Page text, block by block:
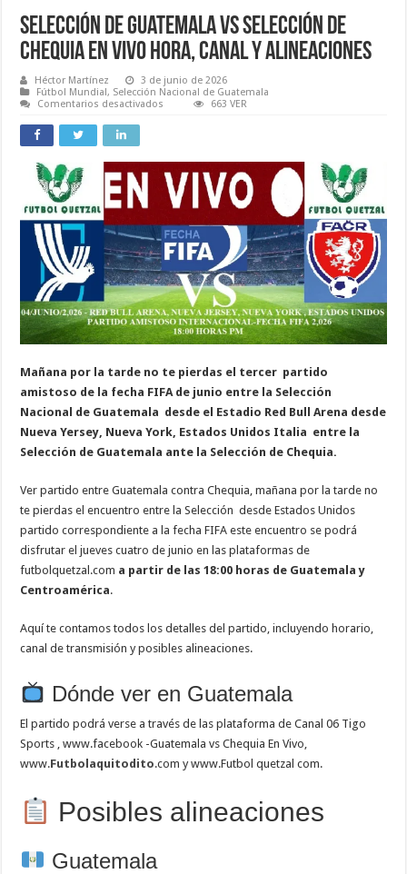
Selección de Guatemala vs Selección de
Chequia EN VIVO Hora, Canal y Alineaciones
Héctor Martínez
3 de junio de 2026
Fútbol Mundial, Selección Nacional de Guatemala
Comentarios desactivados
Selección
de
Chequia
EN
VIVO
Canal
y
Alineaciones
663 VER
Mañana por la tarde no te pierdas el tercer partido
amistoso de la fecha FIFA de junio entre la Selección
Nacional de Guatemala desde el Estadio Red Bull Arena desde
Nueva Yersey, Nueva York, Estados Unidos Italia entre la
Selección de Guatemala ante la Selección de Chequia.
Ver partido entre Guatemala contra Chequia, mañana por la tarde no
te pierdas el encuentro entre la Selección desde Estados Unidos
partido correspondiente a la fecha FIFA este encuentro se podrá
disfrutar el jueves cuatro de junio en las plataformas de
futbolquetzal.com a partir de las 18:00 horas de Guatemala y
Centroamérica.
Aquí te contamos todos los detalles del partido, incluyendo horario,
canal de transmisión y posibles alineaciones.
Dónde ver en Guatemala
El partido podrá verse a través de las plataforma de Canal 06 Tigo
Sports , www.facebook -Guatemala vs Chequia En Vivo,
www.Futbolaquitodito.com y www.Futbol quetzal com.
Posibles alineaciones
Guatemala